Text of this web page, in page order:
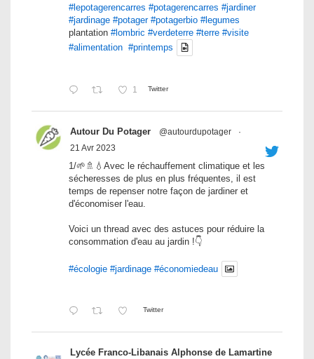
#lepotagerencarres #potagerencarres #jardiner
#jardinage #potager #potagerbio #legumes
plantation #lombric #verdeterre #terre #visite
#alimentation #printemps
1 Twitter
Autour Du Potager @autourdupotager
·
21 Avr 2023
1/🌱🚿💧Avec le réchauffement climatique et les
sécheresses de plus en plus fréquentes, il est
temps de repenser notre façon de jardiner et
d'économiser l'eau.
Voici un thread avec des astuces pour réduire la
consommation d'eau au jardin !👇
#écologie #jardinage #économiedeau
Twitter
Lycée Franco-Libanais Alphonse de Lamartine